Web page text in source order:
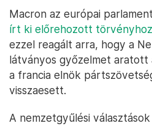
Macron az európai
írt ki előrehozott
ezzel reagált arra, hogy a
látványos győzelmet aratott
a francia elnök
visszaesett.
A nemzetgyűlési